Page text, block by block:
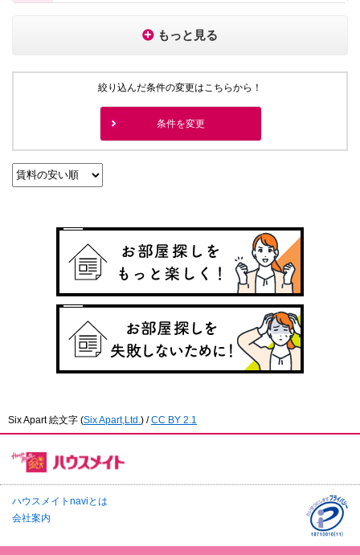
もっと見る
絞り込んだ条件の変更はこちらから！
条件を変更
Six Apart 絵文字 (Six Apart,Ltd. ) /CC BY 2.1
ハウスメイトnaviとは
会社案内